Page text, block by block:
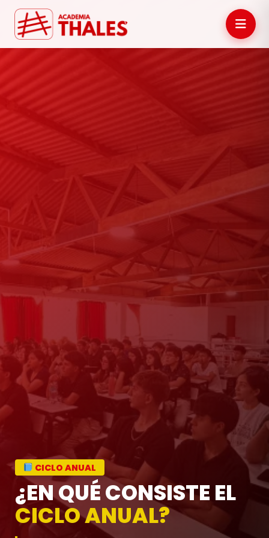
¡INICIA AHORA!
CICLO VERANO
2026